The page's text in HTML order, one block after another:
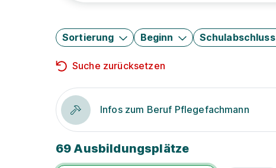
Sortierung Beginn Schulabschluss
Suche zurücksetzen
Infos zum Beruf Pflegefachmann
69 Ausbildungsplätze